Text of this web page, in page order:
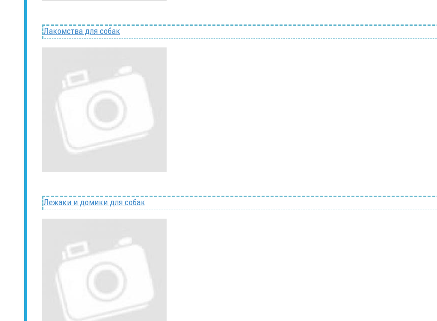
Лакомства для собак
Лежаки и домики для собак